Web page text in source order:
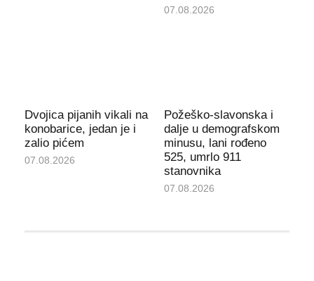
07.08.2026
Dvojica pijanih vikali na
konobarice, jedan je i
zalio pićem
07.08.2026
Požeško-slavonska i
dalje u demografskom
minusu, lani rođeno
525, umrlo 911
stanovnika
07.08.2026